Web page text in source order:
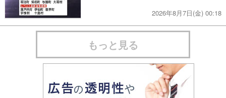
2026年8月7日(金) 00:18
もっと見る